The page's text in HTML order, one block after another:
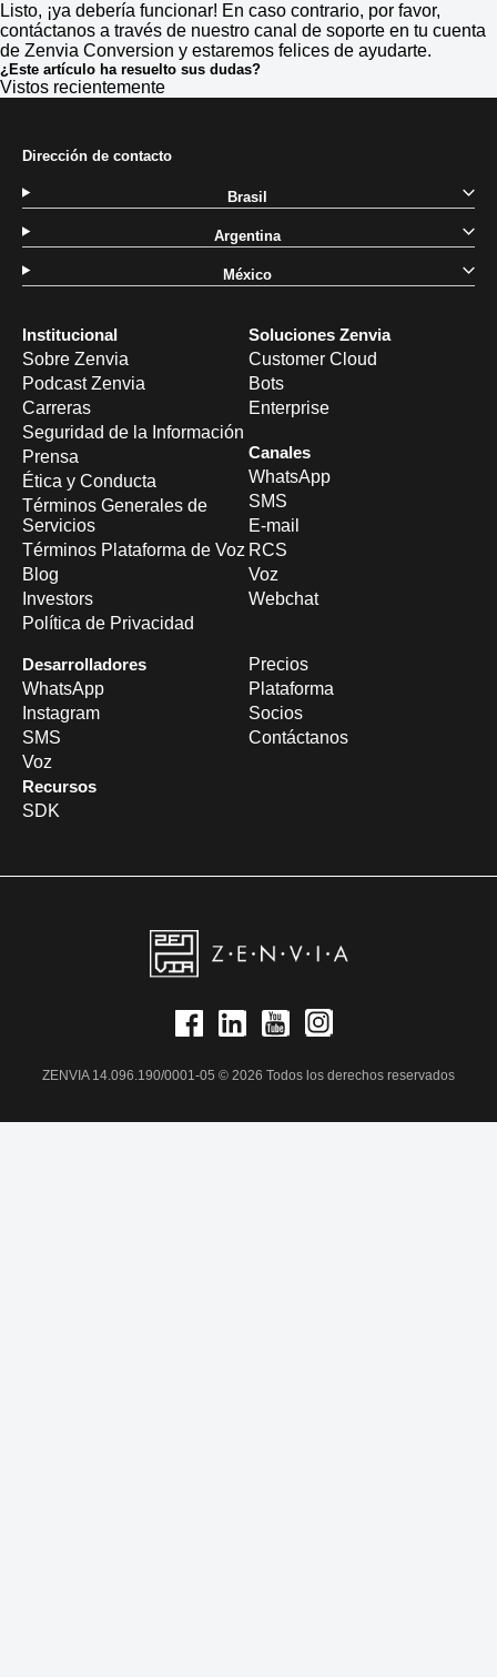
Listo, ¡ya debería funcionar! En caso contrario, por favor,
contáctanos a través de nuestro canal de soporte en tu cuenta
de Zenvia Conversion y estaremos felices de ayudarte.
¿Este artículo ha resuelto sus dudas?
Vistos recientemente
Institucional
Sobre Zenvia
Podcast Zenvia
Carreras
Seguridad de la Información
Prensa
Ética y Conducta
Términos Generales de
Servicios
Términos Plataforma de Voz
Blog
Investors
Política de Privacidad
Soluciones Zenvia
Customer Cloud
Bots
Enterprise
Canales
WhatsApp
SMS
E-mail
RCS
Voz
Webchat
Desarrolladores
WhatsApp
Instagram
SMS
Voz
Recursos
SDK
Precios
Plataforma
Socios
Contáctanos
Dirección de contacto
Brasil
Argentina
México
ZENVIA 14.096.190/0001-05 © 2026 Todos los derechos reservados